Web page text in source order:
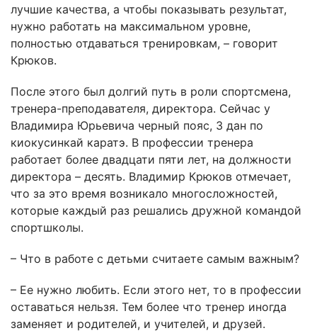
лучшие качества, а чтобы показывать результат,
нужно работать на максимальном уровне,
полностью отдаваться тренировкам, – говорит
Крюков.
После этого был долгий путь в роли спортсмена,
тренера-преподавателя, директора. Сейчас у
Владимира Юрьевича черный пояс, 3 дан по
киокусинкай каратэ. В профессии тренера
работает более двадцати пяти лет, на должности
директора – десять. Владимир Крюков отмечает,
что за это время возникало многосложностей,
которые каждый раз решались дружной командой
спортшколы.
– Что в работе с детьми считаете самым важным?
– Ее нужно любить. Если этого нет, то в профессии
оставаться нельзя. Тем более что тренер иногда
заменяет и родителей, и учителей, и друзей.